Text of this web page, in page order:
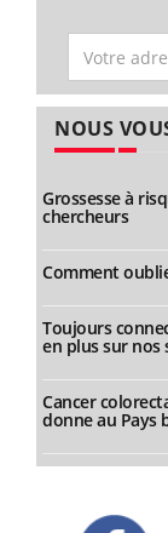
NOUS
Grossesse à
chercheurs
Comment
Toujours
en plus sur nos
Cancer
donne au Pays